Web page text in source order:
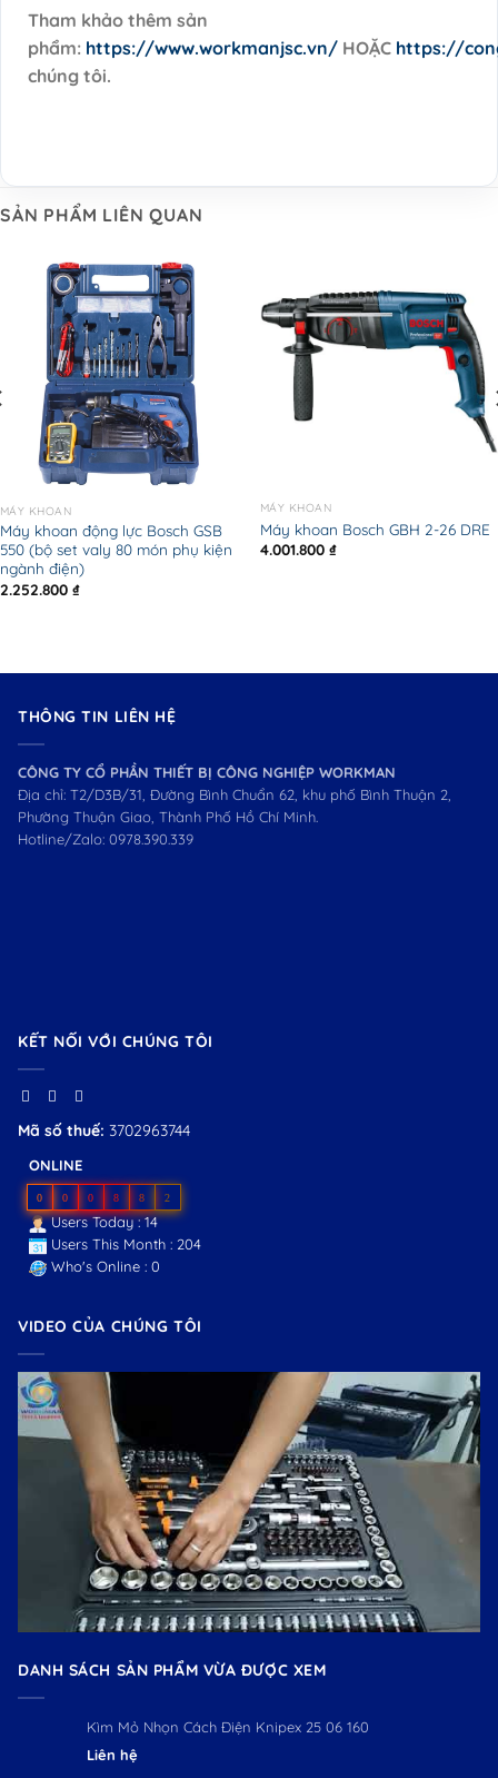
Tham khảo thêm sản
phẩm: https://www.workmanjsc.vn/ HOẶC https://
chúng tôi.
SẢN PHẨM LIÊN QUAN
MÁY KHOAN
Máy khoan động lực Bosch GSB
550 (bộ set valy 80 món phụ kiện
ngành điện)
2.252.800 ₫
MÁY KHOAN
Máy khoan Bosch GBH 2-26 DRE
4.001.800 ₫
THÔNG TIN LIÊN HỆ
CÔNG TY CỔ PHẦN THIẾT BỊ CÔNG NGHIỆP WORKMAN
Địa chỉ: T2/D3B/31, Đường Bình Chuẩn 62, khu phố Bình Thuận 2,
Phường Thuận Giao, Thành Phố Hồ Chí Minh.
Hotline/Zalo: 0978.390.339
KẾT NỐI VỚI CHÚNG TÔI
Mã số thuế: 3702963744
ONLINE
0 0 0 8 8 2
Users Today : 14
Users This Month : 204
Who's Online : 0
VIDEO CỦA CHÚNG TÔI
DANH SÁCH SẢN PHẨM VỪA ĐƯỢC XEM
Kìm Mỏ Nhọn Cách Điện Knipex 25 06 160
Liên hệ